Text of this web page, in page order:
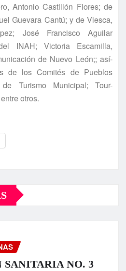
Antonio Castillón Flores; de
Guevara Cantú; y de Viesca,
José Francisco Aguilar
INAH; Victoria Escamilla,
de Nuevo León;; así­
de los Comités de Pueblos
Turismo Municipal; Tour-
otros.
SANITARIA NO. 3